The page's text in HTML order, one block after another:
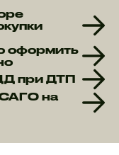
оформить
при ДТП
на